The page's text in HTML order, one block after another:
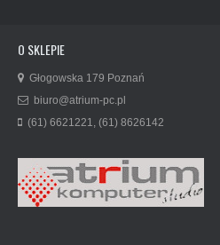
O SKLEPIE
Głogowska 179 Poznań
biuro@atrium-pc.pl
(61) 6621221, (61) 8626142